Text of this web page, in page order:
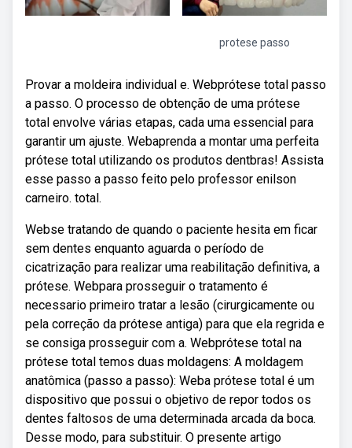
protese passo
Provar a moldeira individual e. Webprótese total passo
a passo. O processo de obtenção de uma prótese
total envolve várias etapas, cada uma essencial para
garantir um ajuste. Webaprenda a montar uma perfeita
prótese total utilizando os produtos dentbras! Assista
esse passo a passo feito pelo professor enilson
carneiro. total.
Webse tratando de quando o paciente hesita em ficar
sem dentes enquanto aguarda o período de
cicatrização para realizar uma reabilitação definitiva, a
prótese. Webpara prosseguir o tratamento é
necessario primeiro tratar a lesão (cirurgicamente ou
pela correção da prótese antiga) para que ela regrida e
se consiga prosseguir com a. Webprótese total na
prótese total temos duas moldagens: A moldagem
anatômica (passo a passo): Weba prótese total é um
dispositivo que possui o objetivo de repor todos os
dentes faltosos de uma determinada arcada da boca.
Desse modo, para substituir. O presente artigo